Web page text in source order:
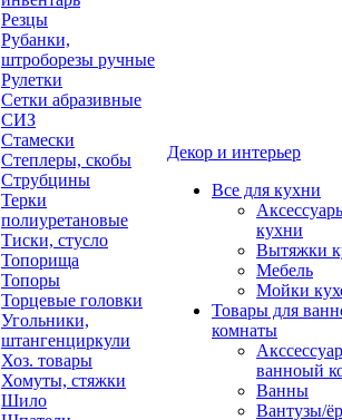
Резцы
Рубанки,
штроборезы ручные
Рулетки
Сетки абразивные
СИЗ
Стамески
Степлеры, скобы
Струбцины
Терки
полиуретановые
Тиски, стусло
Топорища
Топоры
Торцевые головки
Угольники,
штангенциркули
Хоз. товары
Хомуты, стяжки
Шило
Декор и интерьер
Все для кухни
кухни
Вытяжки
Мебель
Мойки
Товары для
комнаты
ванноый
Ванны
Вантузы/